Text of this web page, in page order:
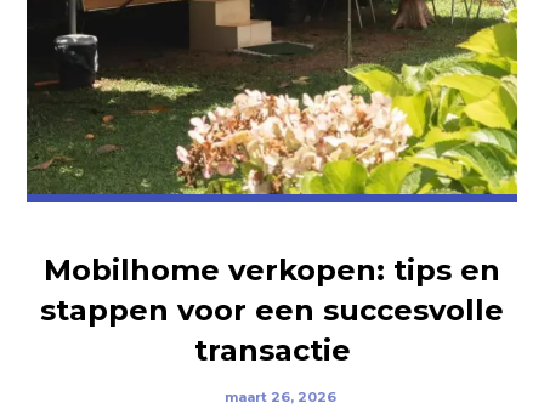
Mobilhome verkopen: tips en
stappen voor een succesvolle
transactie
maart 26, 2026